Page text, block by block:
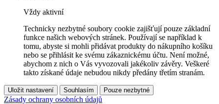
Vždy aktivní
Technicky nezbytné soubory cookie zajišťují pouze základní
funkce našich webových stránek. Používají se například k
tomu, abyste si mohli přidávat produkty do nákupního košíku
nebo se přihlásit ke svému zákaznickému účtu. Není možné,
abychom z nich o Vás vyvozovali jakékoliv závěry. Veškeré
takto získané údaje nebudou nikdy předány třetím stranám.
Uložit nastavení Souhlasím Pouze nezbytné
Zásady ochrany osobních údajů